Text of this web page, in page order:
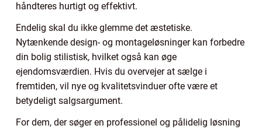
håndteres hurtigt og effektivt.
Endelig skal du ikke glemme det æstetiske.
Nytænkende design- og montageløsninger kan forbedre
din bolig stilistisk, hvilket også kan øge
ejendomsværdien. Hvis du overvejer at sælge i
fremtiden, vil nye og kvalitetsvinduer ofte være et
betydeligt salgsargument.
For dem, der søger en professionel og pålidelig løsning